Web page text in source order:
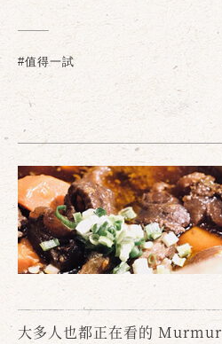
#值得一試
大多人也都正在看的 Murmur
確定